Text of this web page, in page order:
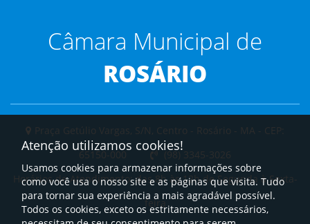
Câmara Municipal de
ROSÁRIO
Praça Getúlio Vargas, S/N, Centro - Rosário - MA - CEP:
65150-000
(98) 3345-3026
Horários de Atendimento: das 8h às 12h de Segunda à Sexta-
feira
Atenção utilizamos cookies!
Usamos cookies para armazenar informações sobre
como você usa o nosso site e as páginas que visita. Tudo
para tornar sua experiência a mais agradável possível.
Todos os cookies, exceto os estritamente necessários,